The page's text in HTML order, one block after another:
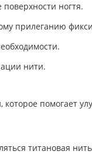
ногтя.
прилеганию
нити.
помогает
титановая